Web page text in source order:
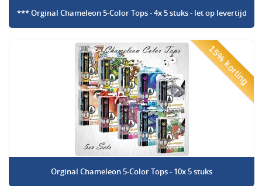
*** Orginal Chameleon 5-Color Tops - 4x 5 stuks - let op levertijd
15% korting
Orginal Chameleon 5-Color Tops - 10x 5 stuks